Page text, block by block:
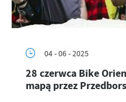
04 - 06 - 2025
28 czerwca Bike
mapą przez